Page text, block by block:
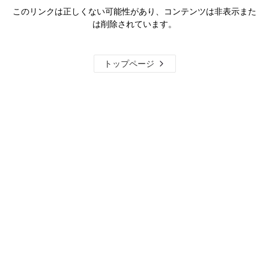
このリンクは正しくない可能性があり、コンテンツは非表示また
は削除されています。
トップページ